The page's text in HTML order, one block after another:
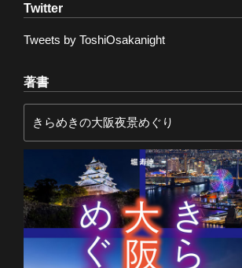
Twitter
Tweets by ToshiOsakanight
著書
きらめきの大阪夜景めぐり